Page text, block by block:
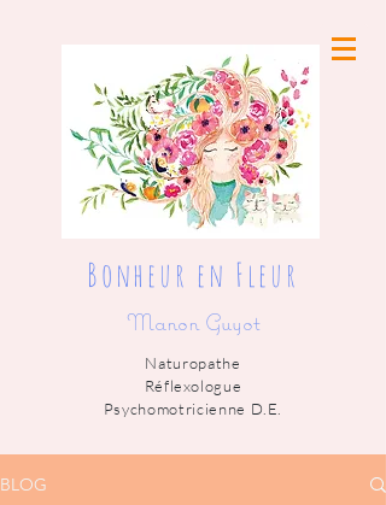
Bonheur en Fleur
Manon Guyot
Naturopathe
Réflexologue
Psychomotricienne D.E.
BLOG